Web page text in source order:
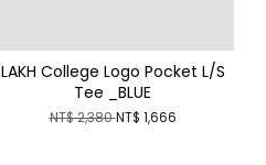
LAKH College Logo Pocket L/S
Tee _BLUE
NT$ 2,380NT$ 1,666